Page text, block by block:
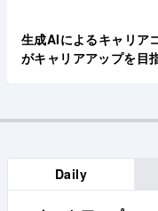
生成AIによるキャリア
がキャリアアップを目
Daily